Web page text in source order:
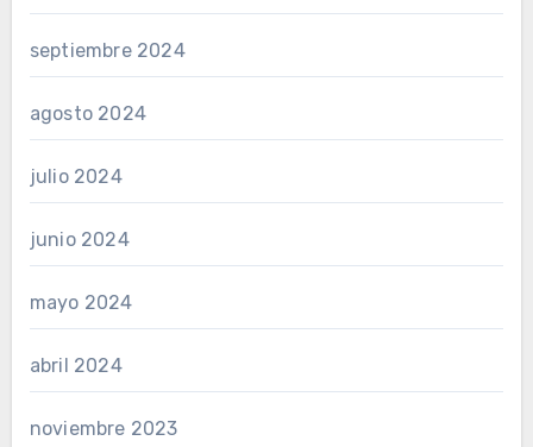
septiembre 2024
agosto 2024
julio 2024
junio 2024
mayo 2024
abril 2024
noviembre 2023